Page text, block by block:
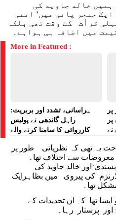
ہمیں خالد جاوید کی
خنجر پانی میں‘ اتنی
قرأت کے وقت تھی بلکہ
میں اضافہ ہی ہواہے۔
More in Featured :
ہراسانی، تشدد اور بربریت:
راہل گاندھی نے پولیس
کارروائی کا سامنا کرنے والے
نے
یہ تھی کہ نظریاتی طور پر
سے اختلاف تھا۔
خالد جاوید کی
کی پیروی میں بظاہرایک
تھا۔
تھا کہ ان تحدیدات کے
پرستار رہا۔